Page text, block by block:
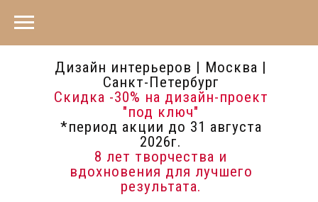
Дизайн интерьеров | Москва |
Санкт-Петербург
Скидка -30% на дизайн-проект
"под ключ"
*период акции до 31 августа
2026г.
8 лет творчества и
вдохновения для лучшего
результата.